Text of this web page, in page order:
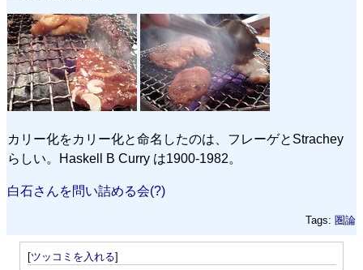
カリー化をカリー化と命名したのは、フレーゲとStrachey
らしい。Haskell B Curry は1900-1982。
白石さんを問い詰める会(?)
Tags: 圏論
[ツッコミを入れる]